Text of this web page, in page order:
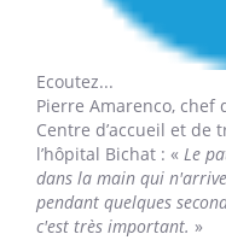
Ecoutez...
Pierre Amarenco, chef
Centre d’accueil et de
l’hôpital Bichat : « Le
dans la main qui
pendant quelques
c'est très important. »